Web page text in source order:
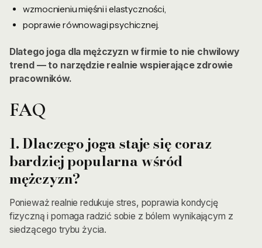
wzmocnieniu mięśni i elastyczności,
poprawie równowagi psychicznej.
Dlatego joga dla mężczyzn w firmie to nie chwilowy
trend — to narzędzie realnie wspierające zdrowie
pracowników.
FAQ
1. Dlaczego joga staje się coraz
bardziej popularna wśród
mężczyzn?
Ponieważ realnie redukuje stres, poprawia kondycję
fizyczną i pomaga radzić sobie z bólem wynikającym z
siedzącego trybu życia.